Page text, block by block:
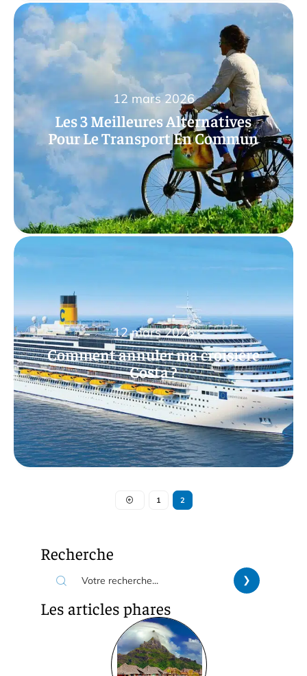
Les 3 Meilleures Alternatives
Pour Le Transport En Commun
12 mars 2026
Comment annuler ma croisière
Costa ?
12 mars 2026
1 2
Recherche
Les articles phares